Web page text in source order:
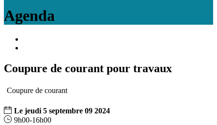
Agenda
Coupure de courant pour travaux
Coupure de courant
Le jeudi 5 septembre 09 2024
9h00-16h00